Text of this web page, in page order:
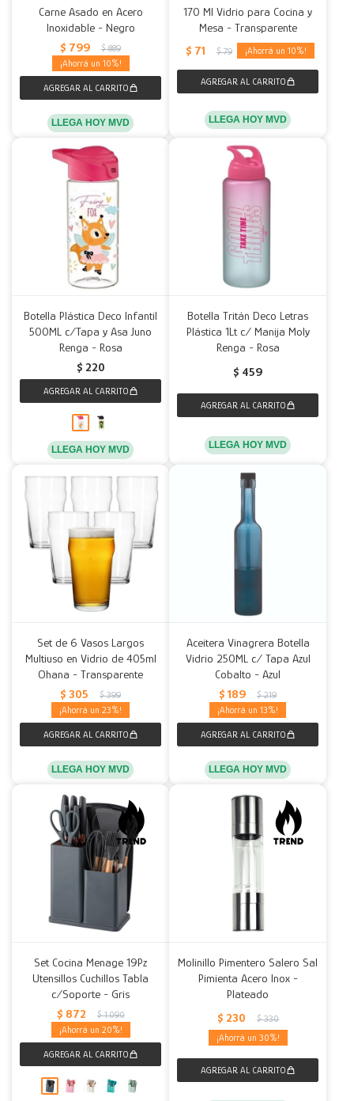
Carne Asado en Acero
Inoxidable - Negro
$ 799 $ 889
10
LLEGA HOY MVD
170 Ml Vidrio para Cocina y
Mesa - Transparente
$ 71 $ 79 10
LLEGA HOY MVD
Botella Plástica Deco Infantil
500ML c/Tapa y Asa Juno
Renga - Rosa
$ 220
LLEGA HOY MVD
Botella Tritán Deco Letras
Plástica 1Lt c/ Manija Moly
Renga - Rosa
$ 459
LLEGA HOY MVD
Set de 6 Vasos Largos
Multiuso en Vidrio de 405ml
Ohana - Transparente
$ 305 $ 399
23
LLEGA HOY MVD
Aceitera Vinagrera Botella
Vidrio 250ML c/ Tapa Azul
Cobalto - Azul
$ 189 $ 219
13
LLEGA HOY MVD
Set Cocina Menage 19Pz
Utensillos Cuchillos Tabla
c/Soporte - Gris
$ 872 $ 1.090
20
Molinillo Pimentero Salero Sal
Pimienta Acero Inox -
Plateado
$ 230 $ 330
30